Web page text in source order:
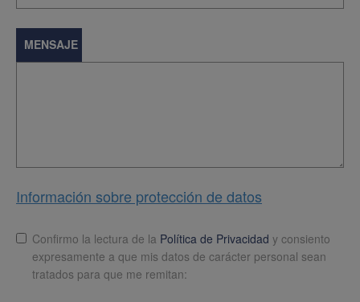
MENSAJE
Información sobre protección de datos
LopdConfirmo la lectura de la Política de Privacidad y consiento
expresamente a que mis datos de carácter personal sean
tratados para que me remitan: